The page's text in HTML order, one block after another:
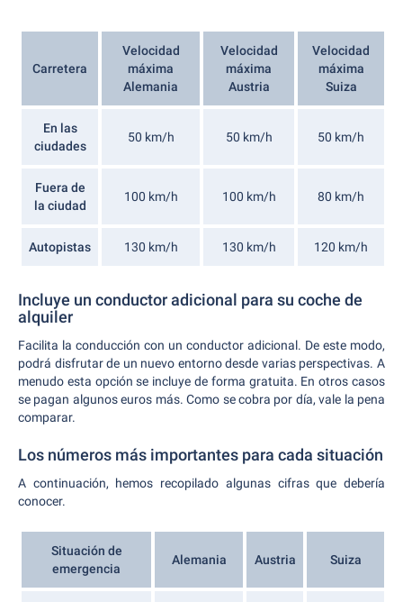
Carretera
Velocidad
máxima
Alemania
Velocidad
máxima
Austria
Velocidad
máxima
Suiza
En las
ciudades
50 km/h 50 km/h 50 km/h
Fuera de
la ciudad
100 km/h 100 km/h 80 km/h
Autopistas 130 km/h 130 km/h 120 km/h
Incluye un conductor adicional para su coche de
alquiler
Facilita la conducción con un conductor adicional. De este modo,
podrá disfrutar de un nuevo entorno desde varias perspectivas. A
menudo esta opción se incluye de forma gratuita. En otros casos
se pagan algunos euros más. Como se cobra por día, vale la pena
comparar.
Los números más importantes para cada situación
A continuación, hemos recopilado algunas cifras que debería
conocer.
Situación de
emergencia
Alemania Austria Suiza